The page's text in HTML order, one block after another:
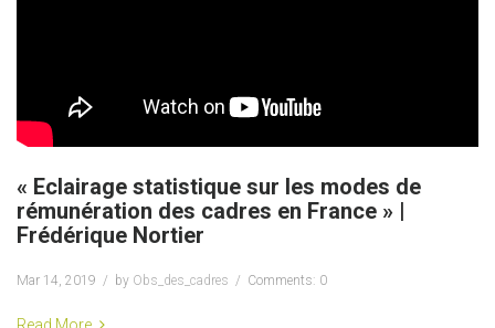
« Eclairage statistique sur les modes de
rémunération des cadres en France » |
Frédérique Nortier
Mar 14, 2019 by Obs_des_cadres Comments: 0